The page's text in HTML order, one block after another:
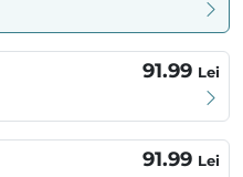
91.99 Lei
91.99 Lei